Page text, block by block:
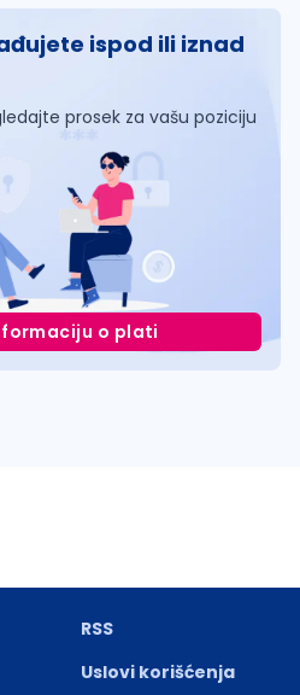
ispod ili iznad
prosek za vašu poziciju
o plati
RSS
Uslovi korišćenja